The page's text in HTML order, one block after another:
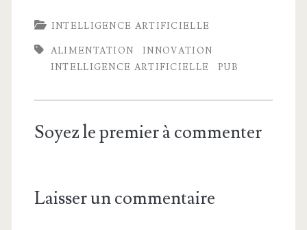
INTELLIGENCE ARTIFICIELLE
ALIMENTATION
INNOVATION
INTELLIGENCE ARTIFICIELLE
PUB
Soyez le premier à commenter
Laisser un commentaire